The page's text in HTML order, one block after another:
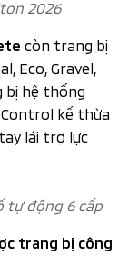
kết nối Apple
Auto